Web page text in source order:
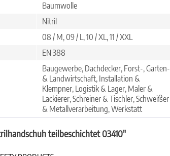
Baumwolle
Nitril
08 / M, 09 / L, 10 / XL, 11 / XXL
EN 388
Baugewerbe, Dachdecker, Forst-, Garten-
& Landwirtschaft, Installation &
Klempner, Logistik & Lager, Maler &
Lackierer, Schreiner & Tischler, Schweißer
& Metallverarbeitung, Werkstatt
teilbeschichtet 03410"